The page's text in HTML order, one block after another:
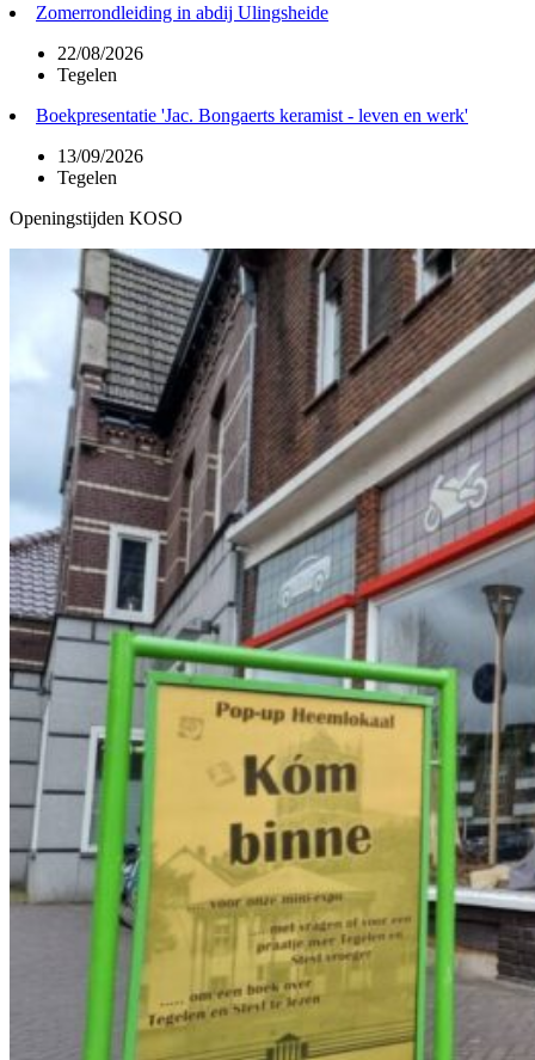
Zomerrondleiding in abdij Ulingsheide
22/08/2026
Tegelen
Boekpresentatie 'Jac. Bongaerts keramist - leven en werk'
13/09/2026
Tegelen
Openingstijden KOSO